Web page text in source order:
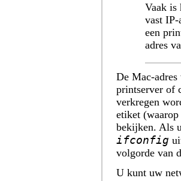
Vaak is
vast
een
adres
De Mac-adres
printserver of
verkregen
etiket
bekijken. Als
ifconfig
volgorde van
U kunt uw